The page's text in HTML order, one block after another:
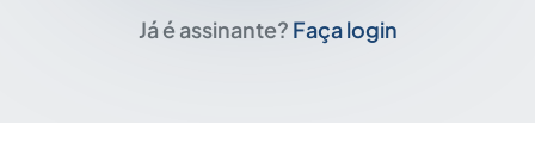
Já é assinante? Faça login